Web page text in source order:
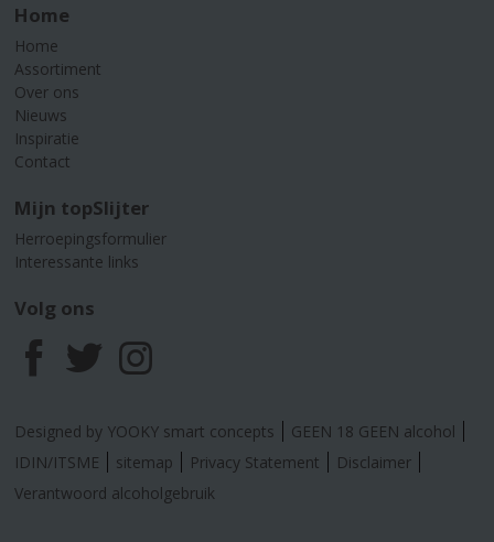
Home
Home
Assortiment
Over ons
Nieuws
Inspiratie
Contact
Mijn topSlijter
Herroepingsformulier
Interessante links
Volg ons
F
a
c
T
w
i
I
n
s
Designed by YOOKY smart concepts
GEEN 18 GEEN alcohol
IDIN/ITSME
sitemap Privacy Statement
Disclaimer
Verantwoord alcoholgebruik